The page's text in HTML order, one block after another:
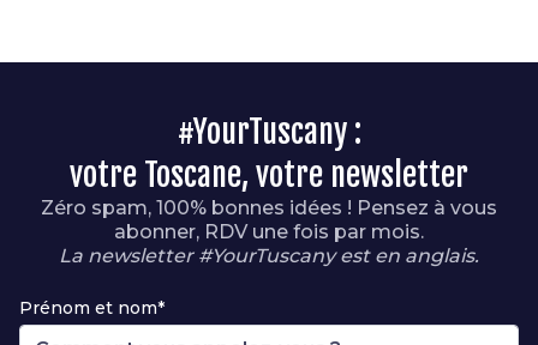
#YourTuscany :
votre Toscane, votre newsletter
Zéro spam, 100% bonnes idées ! Pensez à vous
abonner, RDV une fois par mois.
La newsletter #YourTuscany est en anglais.
Prénom et nom*